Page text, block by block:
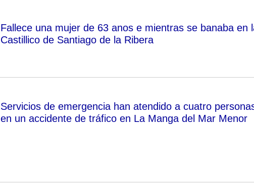
Fallece una mujer de 63 anos e mientras se banaba en
Castillico de Santiago de la Ribera
Servicios de emergencia han atendido a cuatro
en un accidente de tráfico en La Manga del Mar Menor